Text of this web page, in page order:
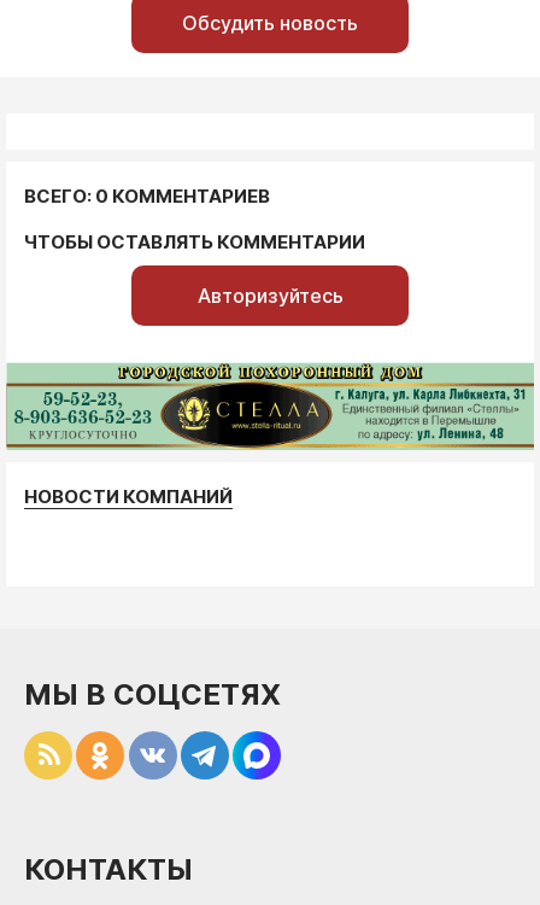
Обсудить новость
ВСЕГО: 0 КОММЕНТАРИЕВ
ЧТОБЫ ОСТАВЛЯТЬ КОММЕНТАРИИ
Авторизуйтесь
НОВОСТИ КОМПАНИЙ
МЫ В СОЦСЕТЯХ
КОНТАКТЫ